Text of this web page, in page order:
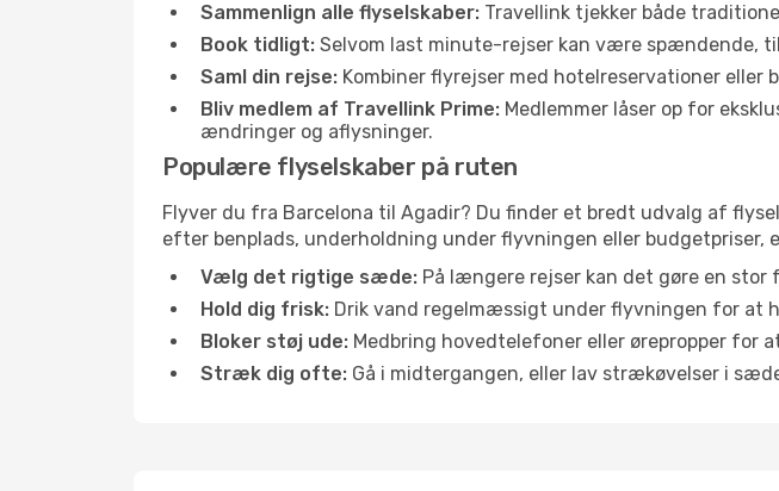
Sammenlign alle flyselskaber: Travellink tjekker både
Book tidligt: Selvom last minute-rejser kan være spændende,
Saml din rejse: Kombiner flyrejser med hotelreservationer eller
Bliv medlem af Travellink Prime: Medlemmer låser op for
ændringer og aflysninger.
Populære flyselskaber på ruten
Flyver du fra Barcelona til Agadir? Du finder et bredt udvalg af
efter benplads, underholdning under flyvningen eller budgetpriser,
Vælg det rigtige sæde: På længere rejser kan det gøre en
Hold dig frisk: Drik vand regelmæssigt under flyvningen for
Bloker støj ude: Medbring hovedtelefoner eller ørepropper for
Stræk dig ofte: Gå i midtergangen, eller lav strækøvelser i